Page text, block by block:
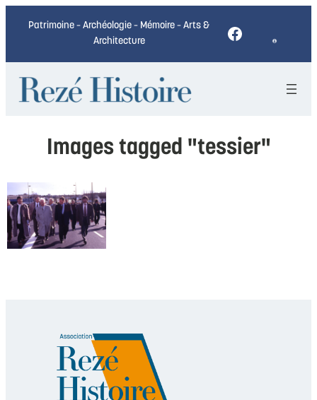
Patrimoine – Archéologie – Mémoire – Arts &
Architecture
Facebook
Images tagged "tessier"